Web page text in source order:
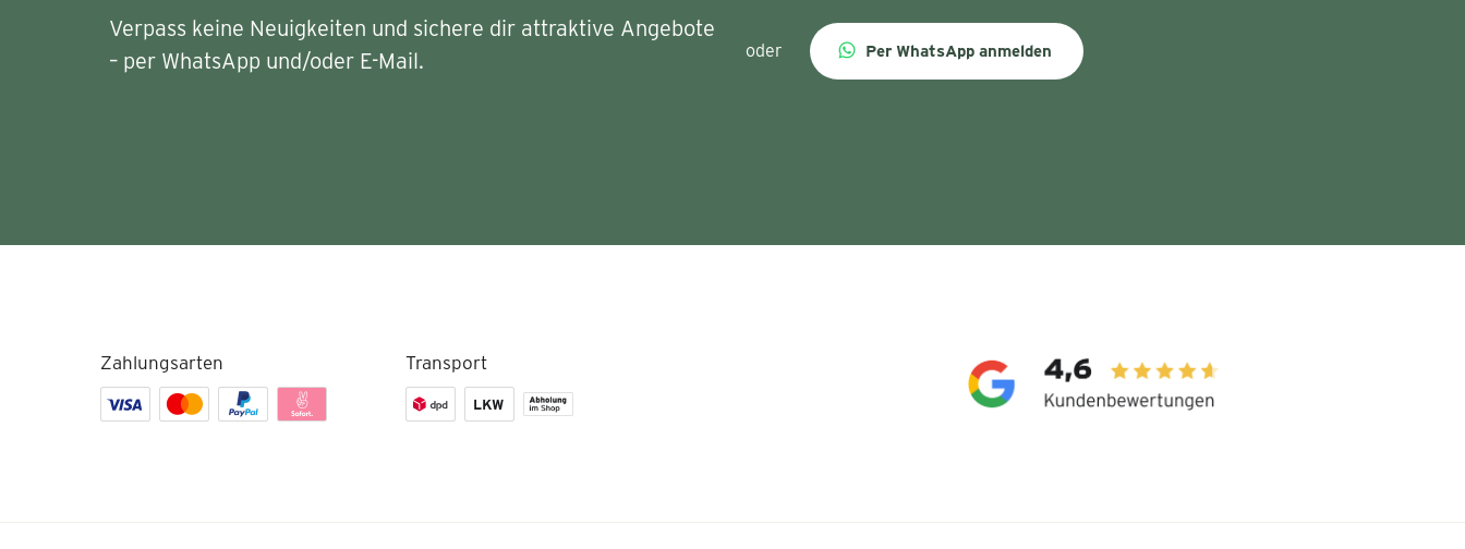
Verpass keine Neuigkeiten und sichere dir attraktive Angebote
– per WhatsApp und/oder E-Mail.
oder Per WhatsApp anmelden
Zahlungsarten Transport